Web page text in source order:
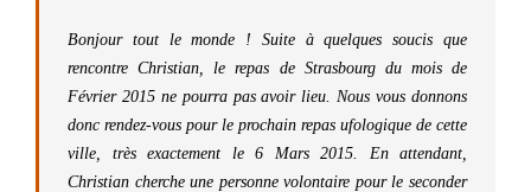
Bonjour tout le monde ! Suite à quelques soucis que
rencontre Christian, le repas de Strasbourg du mois de
Février 2015 ne pourra pas avoir lieu. Nous vous donnons
donc rendez-vous pour le prochain repas ufologique de cette
ville, très exactement le 6 Mars 2015. En attendant,
Christian cherche une personne volontaire pour le seconder